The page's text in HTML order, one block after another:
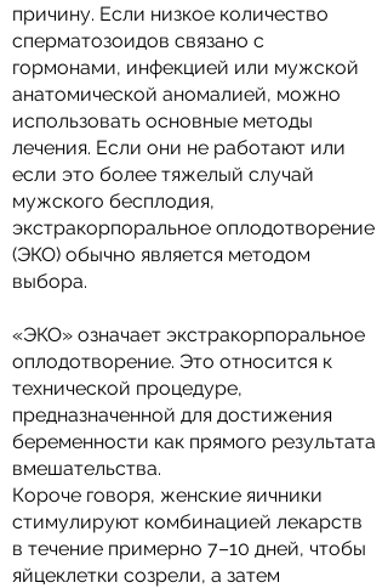
причину. Если низкое количество
сперматозоидов связано с
гормонами, инфекцией или мужской
анатомической аномалией, можно
использовать основные методы
лечения. Если они не работают или
если это более тяжелый случай
мужского бесплодия,
экстракорпоральное оплодотворение
(ЭКО) обычно является методом
выбора.
«ЭКО» означает экстракорпоральное
оплодотворение. Это относится к
технической процедуре,
предназначенной для достижения
беременности как прямого результата
вмешательства.
Короче говоря, женские яичники
стимулируют комбинацией лекарств
в течение примерно 7–10 дней, чтобы
яйцеклетки созрели, а затем